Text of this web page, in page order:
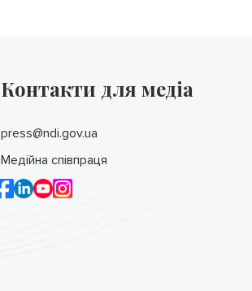
Контакти для медіа
press@ndi.gov.ua
Медійна співпраця